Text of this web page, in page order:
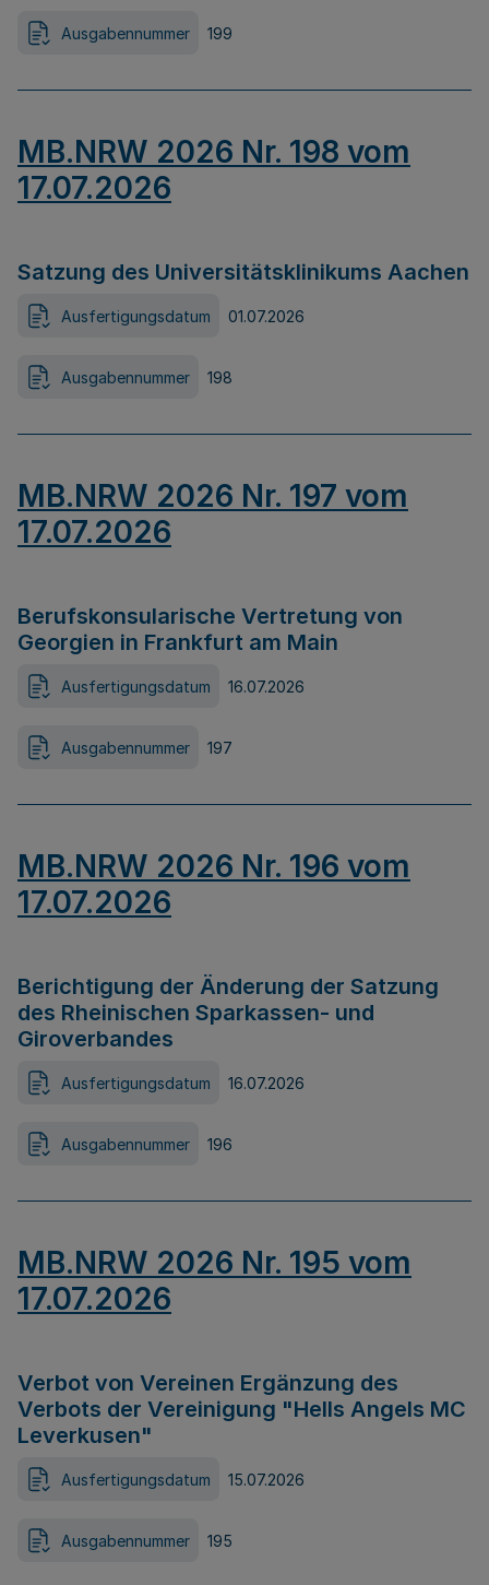
Ausgabennummer 199
MB.NRW 2026 Nr. 198 vom
17.07.2026
Satzung des Universitätsklinikums Aachen
Ausfertigungsdatum 01.07.2026
Ausgabennummer 198
MB.NRW 2026 Nr. 197 vom
17.07.2026
Berufskonsularische Vertretung von
Georgien in Frankfurt am Main
Ausfertigungsdatum 16.07.2026
Ausgabennummer 197
MB.NRW 2026 Nr. 196 vom
17.07.2026
Berichtigung der Änderung der Satzung
des Rheinischen Sparkassen- und
Giroverbandes
Ausfertigungsdatum 16.07.2026
Ausgabennummer 196
MB.NRW 2026 Nr. 195 vom
17.07.2026
Verbot von Vereinen Ergänzung des
Verbots der Vereinigung "Hells Angels MC
Leverkusen"
Ausfertigungsdatum 15.07.2026
Ausgabennummer 195